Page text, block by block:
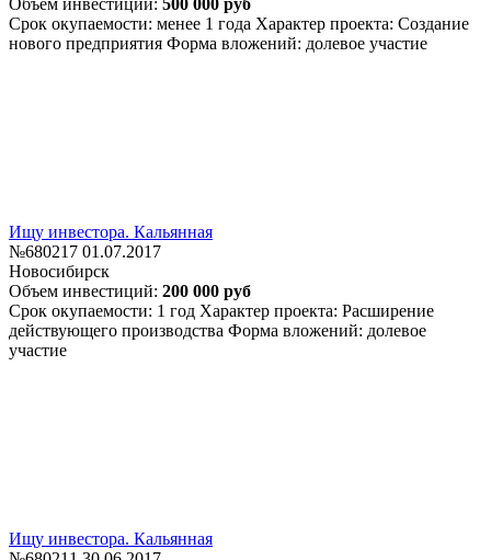
Срок окупаемости: менее 1 года Характер проекта: Создание
нового предприятия Форма вложений: долевое участие
Ищу инвестора. Кальянная
№680217 01.07.2017
Новосибирск
Объем инвестиций: 200 000 руб
Срок окупаемости: 1 год Характер проекта: Расширение
действующего производства Форма вложений: долевое
участие
Ищу инвестора. Кальянная